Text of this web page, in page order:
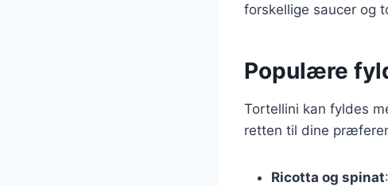
forskellige saucer og
Populære
Tortellini kan fyldes
retten til dine
Ricotta og spinat